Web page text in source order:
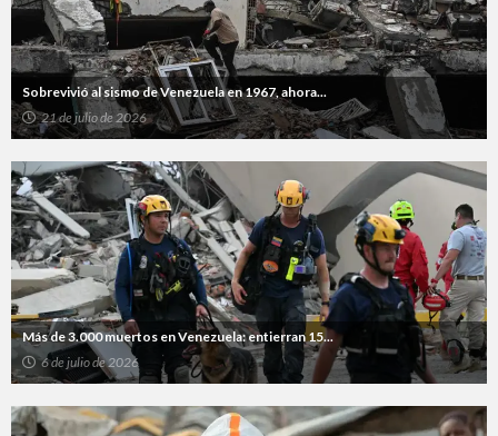
Sobrevivió al sismo de Venezuela en 1967, ahora...
21 de julio de 2026
Más de 3.000 muertos en Venezuela: entierran 15...
6 de julio de 2026